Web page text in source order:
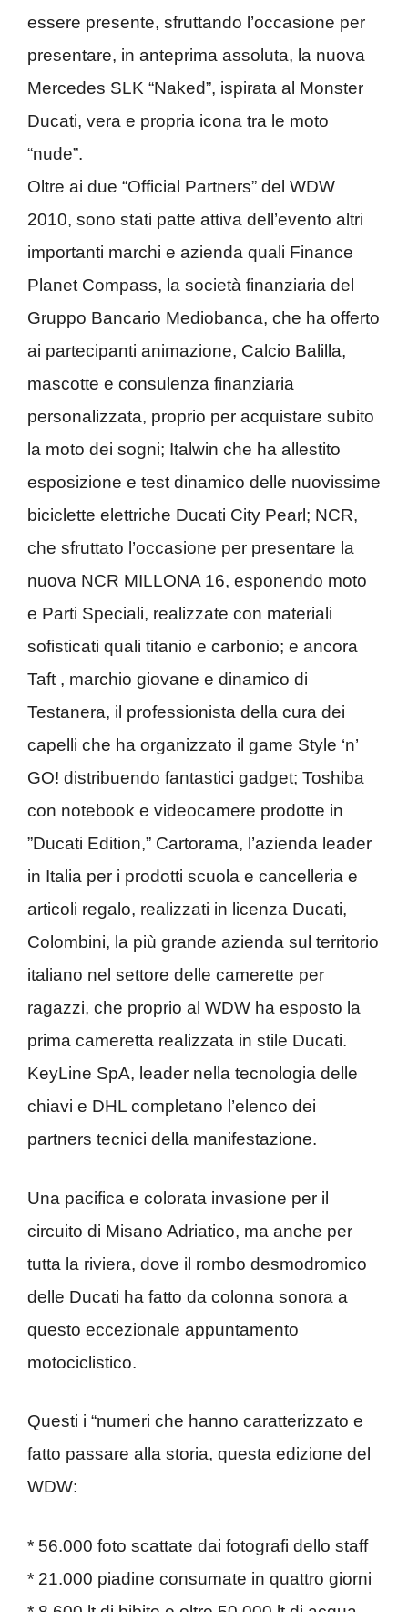
essere presente, sfruttando l’occasione per
presentare, in anteprima assoluta, la nuova
Mercedes SLK “Naked”, ispirata al Monster
Ducati, vera e propria icona tra le moto
“nude”.
Oltre ai due “Official Partners” del WDW
2010, sono stati patte attiva dell’evento altri
importanti marchi e azienda quali Finance
Planet Compass, la società finanziaria del
Gruppo Bancario Mediobanca, che ha offerto
ai partecipanti animazione, Calcio Balilla,
mascotte e consulenza finanziaria
personalizzata, proprio per acquistare subito
la moto dei sogni; Italwin che ha allestito
esposizione e test dinamico delle nuovissime
biciclette elettriche Ducati City Pearl; NCR,
che sfruttato l’occasione per presentare la
nuova NCR MILLONA 16, esponendo moto
e Parti Speciali, realizzate con materiali
sofisticati quali titanio e carbonio; e ancora
Taft , marchio giovane e dinamico di
Testanera, il professionista della cura dei
capelli che ha organizzato il game Style ‘n’
GO! distribuendo fantastici gadget; Toshiba
con notebook e videocamere prodotte in
”Ducati Edition,” Cartorama, l’azienda leader
in Italia per i prodotti scuola e cancelleria e
articoli regalo, realizzati in licenza Ducati,
Colombini, la più grande azienda sul territorio
italiano nel settore delle camerette per
ragazzi, che proprio al WDW ha esposto la
prima cameretta realizzata in stile Ducati.
KeyLine SpA, leader nella tecnologia delle
chiavi e DHL completano l’elenco dei
partners tecnici della manifestazione.
Una pacifica e colorata invasione per il
circuito di Misano Adriatico, ma anche per
tutta la riviera, dove il rombo desmodromico
delle Ducati ha fatto da colonna sonora a
questo eccezionale appuntamento
motociclistico.
Questi i “numeri che hanno caratterizzato e
fatto passare alla storia, questa edizione del
WDW:
* 56.000 foto scattate dai fotografi dello staff
* 21.000 piadine consumate in quattro giorni